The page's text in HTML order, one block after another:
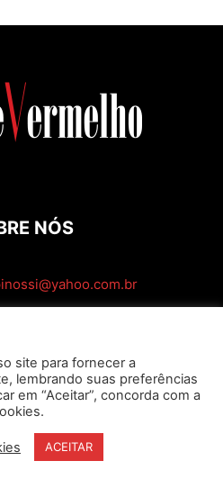
NÓS
site para fornecer a
lembrando suas preferências
em “Aceitar”, concorda com a
ACEITAR